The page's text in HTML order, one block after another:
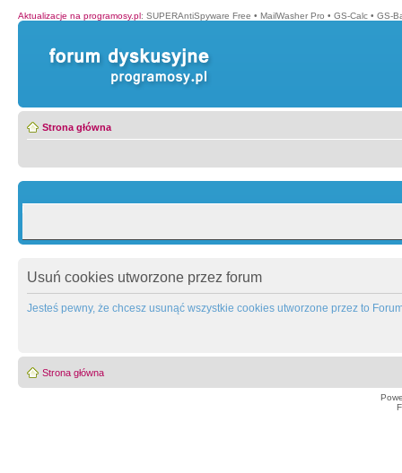
Aktualizacje na programosy.pl: SUPERAntiSpyware Free • MailWasher Pro • GS-Calc • GS-
Strona główna
Usuń cookies utworzone przez forum
Jesteś pewny, że chcesz usunąć wszystkie cookies utworzone przez to
Strona główna